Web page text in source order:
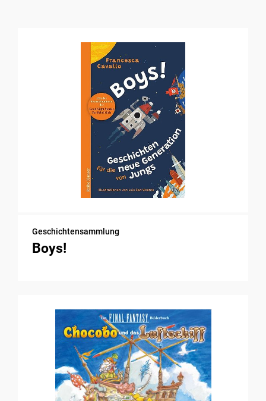
Geschichtensammlung
Boys!